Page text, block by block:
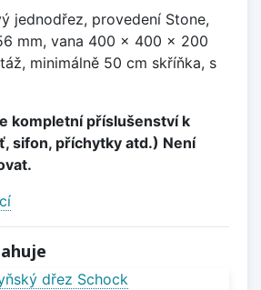
jednodřez, provedení Stone,
mm, vana 400 x 400 x 200
minimálně 50 cm skříňka, s
kompletní příslušenství k
sifon, příchytky atd.) Není
dřez Schock